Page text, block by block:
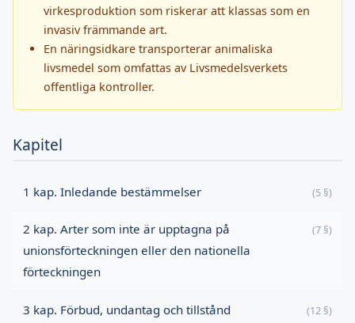
virkesproduktion som riskerar att klassas som en
invasiv främmande art.
En näringsidkare transporterar animaliska
livsmedel som omfattas av Livsmedelsverkets
offentliga kontroller.
Kapitel
1 kap. Inledande bestämmelser (5 §)
2 kap. Arter som inte är upptagna på
unionsförteckningen eller den nationella
förteckningen
(7 §)
3 kap. Förbud, undantag och tillstånd (12 §)